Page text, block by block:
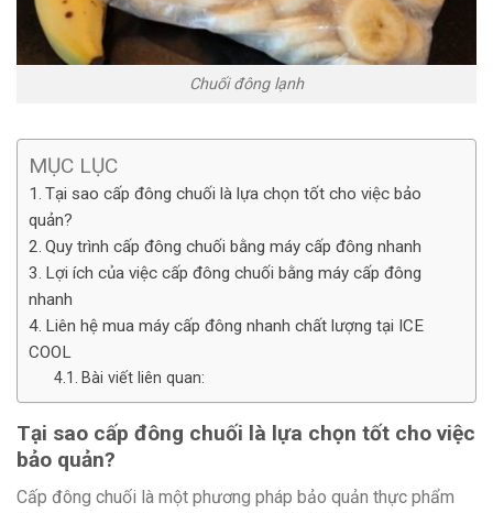
Chuối đông lạnh
MỤC LỤC
Tại sao cấp đông chuối là lựa chọn tốt cho việc bảo
quản?
Quy trình cấp đông chuối bằng máy cấp đông nhanh
Lợi ích của việc cấp đông chuối bằng máy cấp đông
nhanh
Liên hệ mua máy cấp đông nhanh chất lượng tại ICE
COOL
Bài viết liên quan:
Tại sao cấp đông chuối là lựa chọn tốt cho việc
bảo quản?
Cấp đông chuối là một phương pháp bảo quản thực phẩm